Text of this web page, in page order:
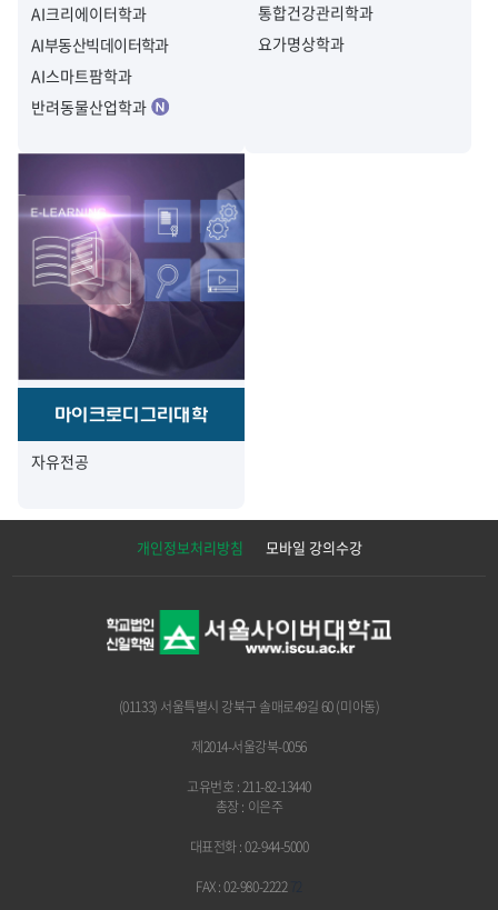
AI크리에이터학과
AI부동산빅데이터학과
AI스마트팜학과
반려동물산업학과
통합건강관리학과
요가명상학과
마이크로디그리대학
자유전공
개인정보처리방침 모바일 강의수강
(01133) 서울특별시 강북구 솔매로49길 60 (미아동)
제2014-서울강북-0056
고유번호 : 211-82-13440
총장 : 이은주
대표전화 : 02-944-5000
FAX : 02-980-2222